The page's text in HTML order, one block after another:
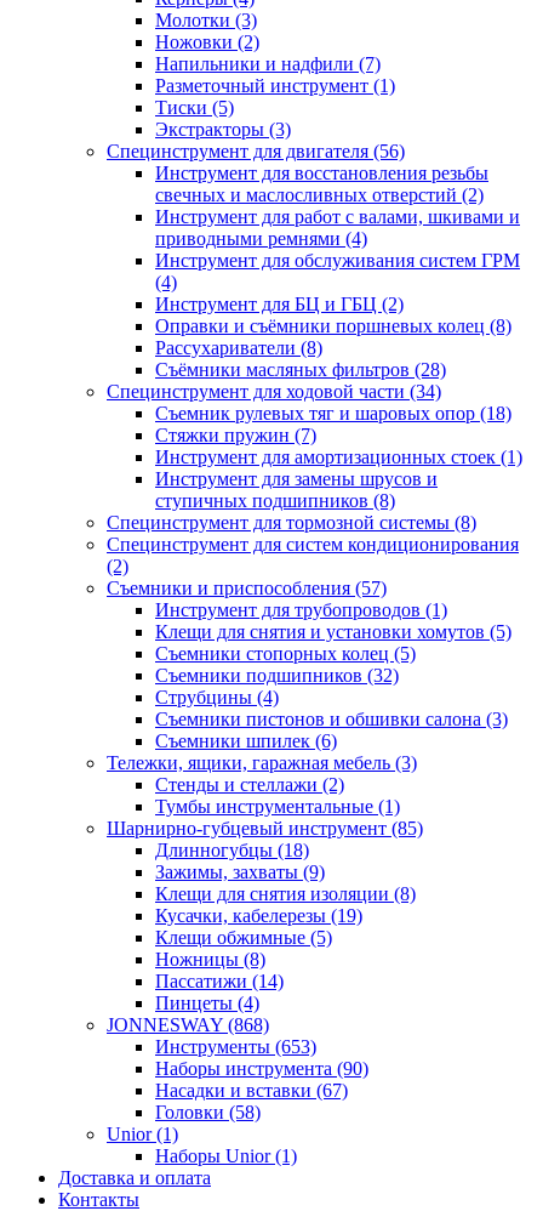
Молотки (3)
Ножовки (2)
Напильники и надфили (7)
Разметочный инструмент (1)
Тиски (5)
Экстракторы (3)
Специнструмент для двигателя (56)
Инструмент для восстановления резьбы
свечных и маслосливных отверстий (2)
Инструмент для работ с валами, шкивами и
приводными ремнями (4)
Инструмент для обслуживания систем ГРМ
(4)
Инструмент для БЦ и ГБЦ (2)
Оправки и съёмники поршневых колец (8)
Рассухариватели (8)
Съёмники масляных фильтров (28)
Специнструмент для ходовой части (34)
Съемник рулевых тяг и шаровых опор (18)
Стяжки пружин (7)
Инструмент для амортизационных стоек (1)
Инструмент для замены шрусов и
ступичных подшипников (8)
Специнструмент для тормозной системы (8)
Специнструмент для систем кондиционирования
(2)
Съемники и приспособления (57)
Инструмент для трубопроводов (1)
Клещи для снятия и установки хомутов (5)
Съемники стопорных колец (5)
Съемники подшипников (32)
Струбцины (4)
Съемники пистонов и обшивки салона (3)
Съемники шпилек (6)
Тележки, ящики, гаражная мебель (3)
Cтенды и стеллажи (2)
Тумбы инструментальные (1)
Шарнирно-губцевый инструмент (85)
Длинногубцы (18)
Зажимы, захваты (9)
Клещи для снятия изоляции (8)
Кусачки, кабелерезы (19)
Клещи обжимные (5)
Ножницы (8)
Пассатижи (14)
Пинцеты (4)
JONNESWAY (868)
Инструменты (653)
Наборы инструмента (90)
Насадки и вставки (67)
Головки (58)
Unior (1)
Наборы Unior (1)
Доставка и оплата
Контакты